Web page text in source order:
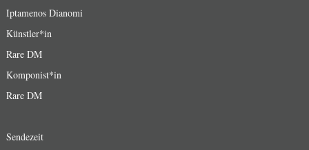
Iptamenos Dianomi
Künstler*in
Rare DM
Komponist*in
Rare DM
Sendezeit